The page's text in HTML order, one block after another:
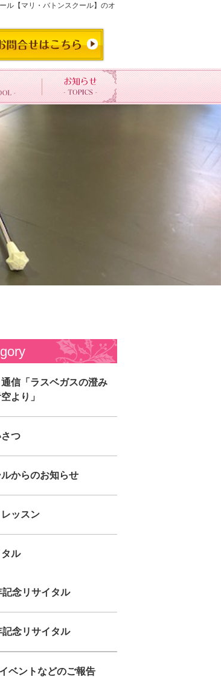
ル【マリ・バトンスクール】のオ
信「ラスベガスの澄み
より」
つ
からのお知らせ
ッスン
タル
記念リサイタル
記念リサイタル
ベントなどのご報告